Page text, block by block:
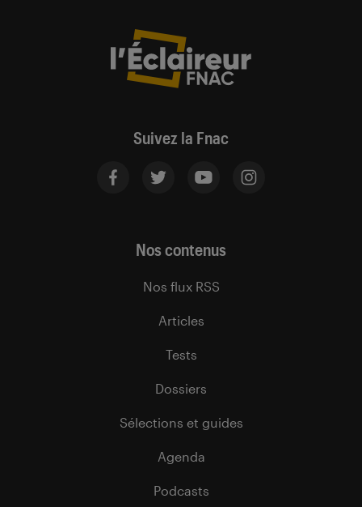
Suivez la Fnac
Nos contenus
Nos flux RSS
Articles
Tests
Dossiers
Sélections et guides
Agenda
Podcasts